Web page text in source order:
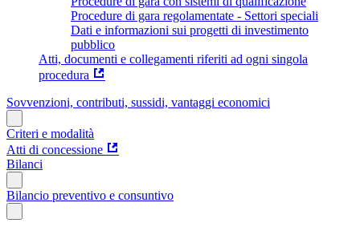
Procedure di gara regolamentate - Settori speciali
Dati e informazioni sui progetti di investimento
pubblico
Atti, documenti e collegamenti riferiti ad ogni singola
procedura
Sovvenzioni, contributi, sussidi, vantaggi economici
Criteri e modalità
Atti di concessione
Bilanci
Bilancio preventivo e consuntivo